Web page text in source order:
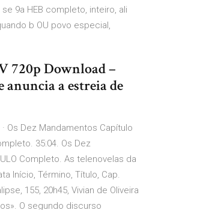
9a HEB completo, inteiro, ali
b OU povo especial,
720p Download –
anuncia a estreia de
Os Dez Mandamentos Capítulo
35:04. Os Dez
Completo. As telenovelas da
Início, Término, Título, Cap.
155, 20h45, Vivian de Oliveira
O segundo discurso